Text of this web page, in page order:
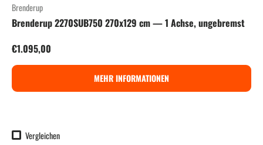
Brenderup
Brenderup 2270SUB750 270x129 cm — 1 Achse, ungebremst
Normaler Preis
€1.095,00
MEHR INFORMATIONEN
Vergleichen